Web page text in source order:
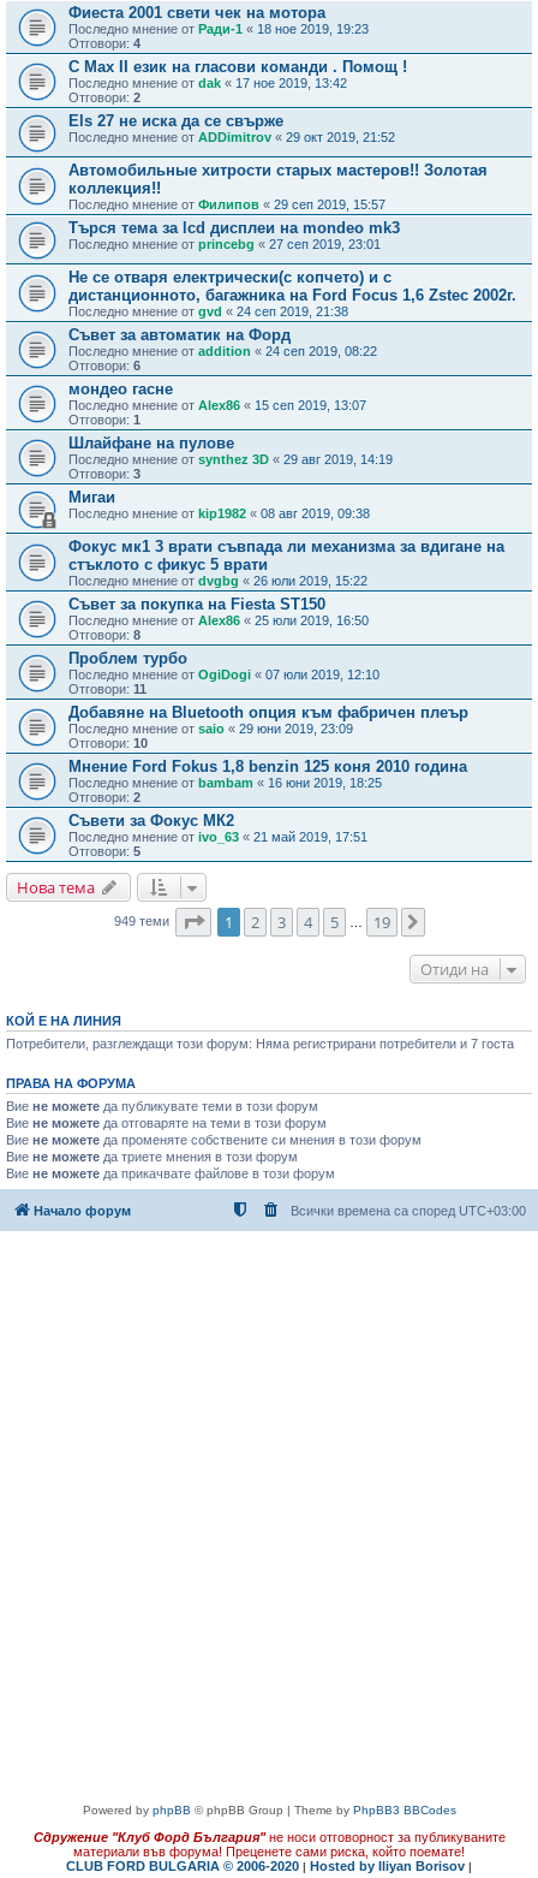
Фиеста 2001 свети чек на мотора
Последно мнение от Ради-1 « 18 ное 2019, 19:23
Отговори: 4
C Max II език на гласови команди . Помощ !
Последно мнение от dak « 17 ное 2019, 13:42
Отговори: 2
Els 27 не иска да се свърже
Последно мнение от ADDimitrov « 29 окт 2019, 21:52
Автомобильные хитрости старых мастеров!! Золотая
коллекция!!
Последно мнение от Филипов « 29 сеп 2019, 15:57
Търся тема зa lcd дисплеи на mondeo mk3
Последно мнение от princebg « 27 сеп 2019, 23:01
Не се отваря електрически(с копчето) и с
дистанционното, багажника на Fоrd Focus 1,6 Zstec 2002г.
Последно мнение от gvd « 24 сеп 2019, 21:38
Съвет за автоматик на Форд
Последно мнение от addition « 24 сеп 2019, 08:22
Отговори: 6
мондео гасне
Последно мнение от Alex86 « 15 сеп 2019, 13:07
Отговори: 1
Шлайфане на пулове
Последно мнение от synthez 3D « 29 авг 2019, 14:19
Отговори: 3
Мигаи
Последно мнение от kip1982 « 08 авг 2019, 09:38
Фокус мк1 3 врати съвпада ли механизма за вдигане на
стъклото с фикус 5 врати
Последно мнение от dvgbg « 26 юли 2019, 15:22
Съвет за покупка на Fiesta ST150
Последно мнение от Alex86 « 25 юли 2019, 16:50
Отговори: 8
Проблем турбо
Последно мнение от OgiDogi « 07 юли 2019, 12:10
Отговори: 11
Добавяне на Bluetooth опция към фабричен плеър
Последно мнение от saio « 29 юни 2019, 23:09
Отговори: 10
Мнение Ford Fokus 1,8 benzin 125 коня 2010 година
Последно мнение от bambam « 16 юни 2019, 18:25
Отговори: 2
Съвети за Фокус МК2
Последно мнение от ivo_63 « 21 май 2019, 17:51
Отговори: 5
Нова тема
949 теми Страница1 от
1 2 3 4 5 19
Отиди на
КОЙ Е НА ЛИНИЯ
Потребители, разглеждащи този форум: Няма регистрирани потребители и 7 госта
ПРАВА НА ФОРУМА
Вие не можете да публикувате теми в този форум
Вие не можете да отговаряте на теми в този форум
Вие не можете да променяте собствените си мнения в този форум
Вие не можете да триете мнения в този форум
Вие не можете да прикачвате файлове в този форум
Начало форум Всички времена са според UTC+03:00
Powered by phpBB © phpBB Group | Theme by PhpBB3 BBCodes
Сдружение "Клуб Форд България" не носи отговорност за публикуваните
материали във форума! Преценете сами риска, който поемате!
CLUB FORD BULGARIA © 2006-2020 | Hosted by Iliyan Borisov |